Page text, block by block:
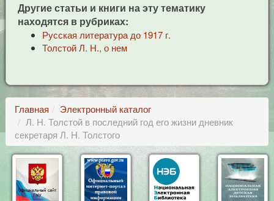
Другие статьи и книги на эту тематику
находятся в рубриках:
Русская литература до 1917 г.
Толстой Л. Н., о нем
Главная
Электронный каталог
Л. Н. Толстой в последний год его жизни дневник
секретаря Л. Н. Толстого